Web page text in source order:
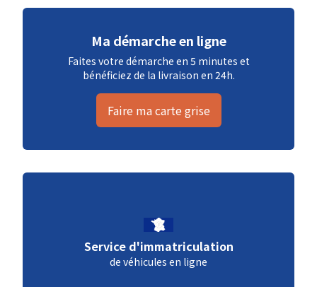
Ma démarche en ligne
Faites votre démarche en 5 minutes et
bénéficiez de la livraison en 24h.
Faire ma carte grise
Service d'immatriculation
de véhicules en ligne